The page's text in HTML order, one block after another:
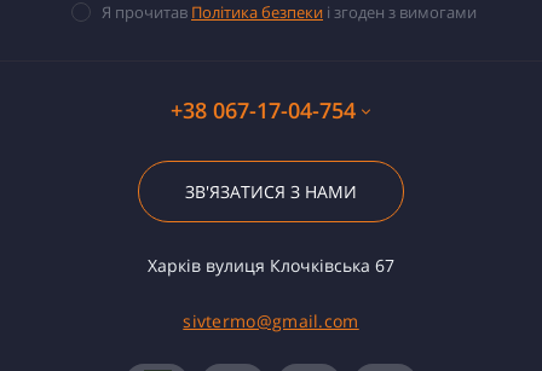
Я прочитав Політика безпеки і згоден з вимогами
+38 067-17-04-754
ЗВ'ЯЗАТИСЯ З НАМИ
Харків вулиця Клочківська 67
sivtermo@gmail.com